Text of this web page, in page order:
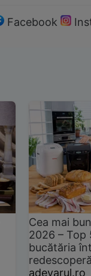
Facebook
Cea mai
2026 –
bucătăria
adevarul.ro